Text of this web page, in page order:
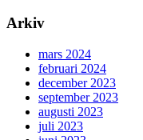
Arkiv
mars 2024
februari 2024
december 2023
september 2023
augusti 2023
juli 2023